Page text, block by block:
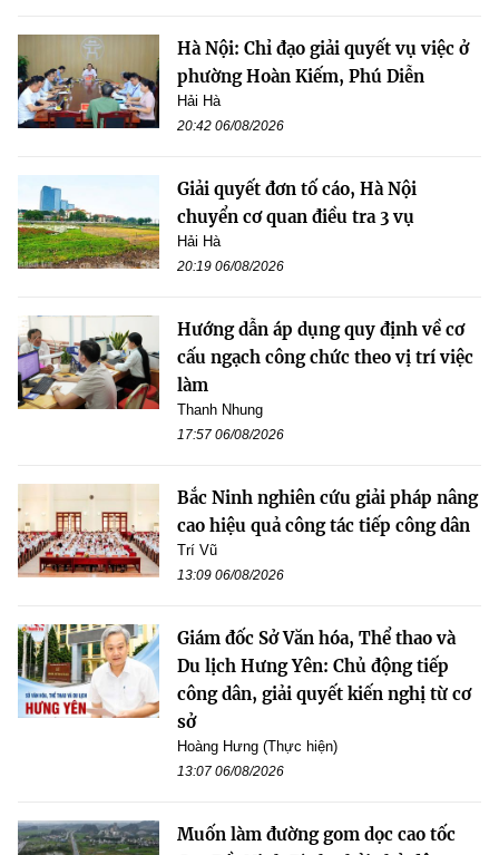
Hà Nội: Chỉ đạo giải quyết vụ việc ở
phường Hoàn Kiếm, Phú Diễn
Hải Hà
20:42 06/08/2026
Giải quyết đơn tố cáo, Hà Nội
chuyển cơ quan điều tra 3 vụ
Hải Hà
20:19 06/08/2026
Hướng dẫn áp dụng quy định về cơ
cấu ngạch công chức theo vị trí việc
làm
Thanh Nhung
17:57 06/08/2026
Bắc Ninh nghiên cứu giải pháp nâng
cao hiệu quả công tác tiếp công dân
Trí Vũ
13:09 06/08/2026
Giám đốc Sở Văn hóa, Thể thao và
Du lịch Hưng Yên: Chủ động tiếp
công dân, giải quyết kiến nghị từ cơ
sở
Hoàng Hưng (Thực hiện)
13:07 06/08/2026
Muốn làm đường gom dọc cao tốc